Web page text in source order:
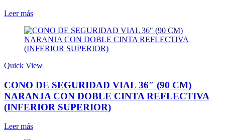
Leer más
Quick View
CONO DE SEGURIDAD VIAL 36″ (90 CM)
NARANJA CON DOBLE CINTA REFLECTIVA
(INFERIOR SUPERIOR)
Leer más